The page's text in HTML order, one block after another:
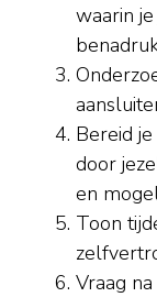
waarin
Bereid
door
en
Toon
Vraag